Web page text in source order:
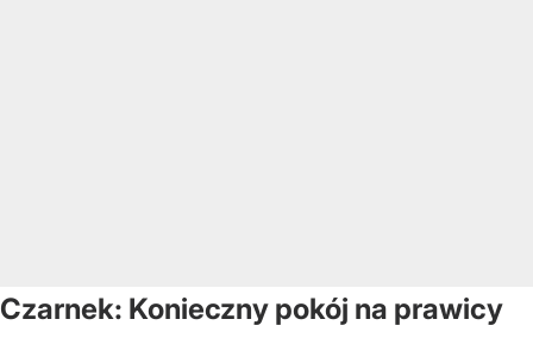
Czarnek: Konieczny pokój na prawicy